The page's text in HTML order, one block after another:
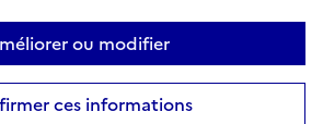
ou modifier
ces informations